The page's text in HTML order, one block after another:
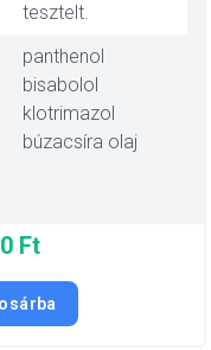
tesztelt.
panthenol
bisabolol
klotrimazol
búzacsíra olaj
Ft